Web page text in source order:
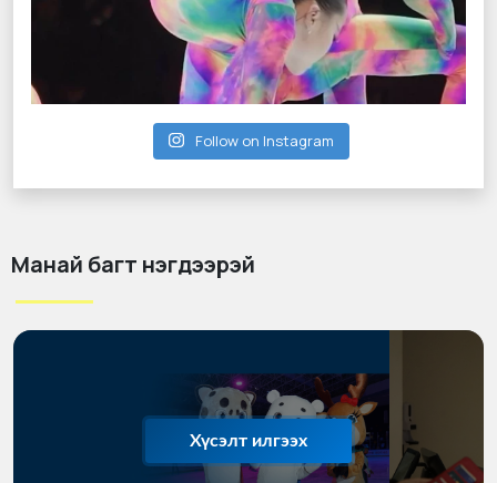
Follow on Instagram
Манай багт нэгдээрэй
Хүсэлт илгээх